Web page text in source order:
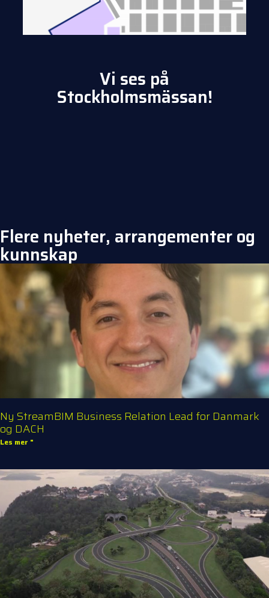
Vi ses på
Stockholmsmässan!
Flere nyheter, arrangementer og
kunnskap
Ny StreamBIM Business Relation Lead for Danmark
og DACH
Les mer "